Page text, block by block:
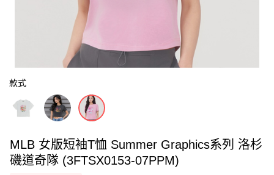
款式
MLB 女版短袖T恤 Summer Graphics系列 洛杉
磯道奇隊 (3FTSX0153-07PPM)